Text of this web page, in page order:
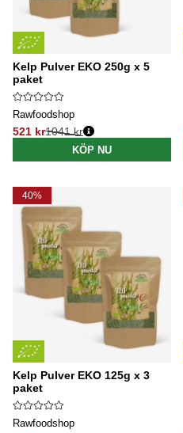
Kelp Pulver EKO 250g x 5
paket
Rawfoodshop
521 kr
Ordinarie pris:
1041 kr
KÖP NU
40%
Kelp Pulver EKO 125g x 3
paket
Rawfoodshop